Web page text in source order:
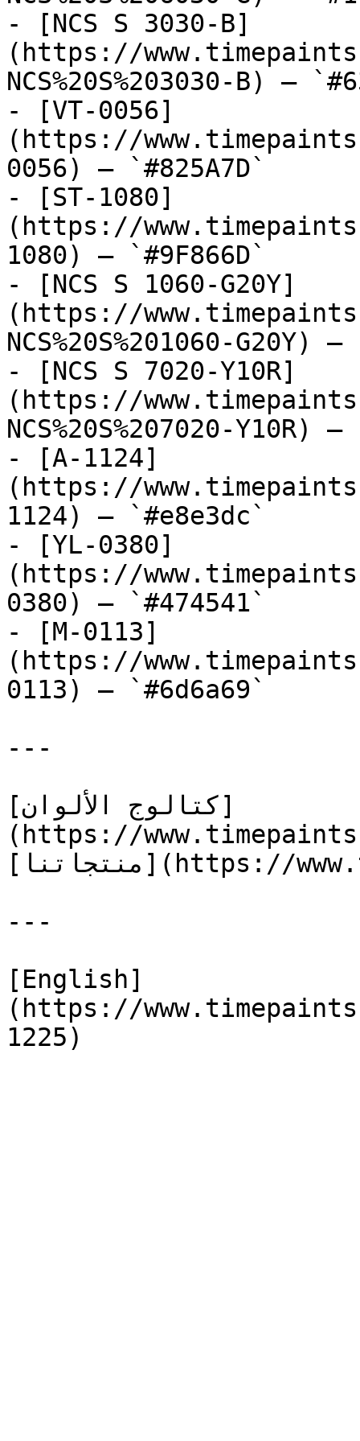
- [NCS S 3030-B]
(https://
NCS%20S%203030-B) —
- [VT-0056]
(https://
0056) — `#825A7D`
- [ST-1080]
(https://
1080) — `#9F866D`
- [NCS S 1060-G20Y]
(https://
NCS%20S%201060-G20Y)
- [NCS S 7020-Y10R]
(https://
NCS%20S%207020-Y10R)
- [A-1124]
(https://
1124) — `#e8e3dc`
- [YL-0380]
(https://
0380) — `#474541`
- [M-0113]
(https://
0113) — `#6d6a69`
---
[كتالوج الألوان]
(https://
[منتجاتنا](https://www.timepaints.com/ar/products)
---
[English]
(https://
1225)